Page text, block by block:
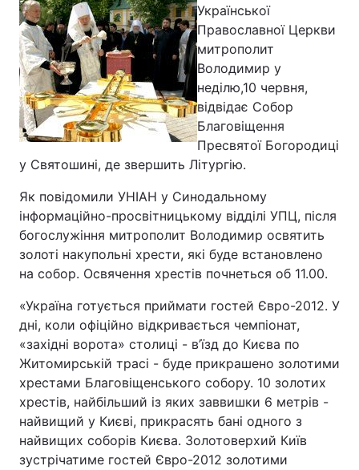
Української
Православної Церкви
митрополит
Володимир у
неділю,10 червня,
відвідає Собор
Благовіщення
Пресвятої Богородиці
у Святошині, де звершить Літургію.
Як повідомили УНІАН у Синодальному
інформаційно-просвітницькому відділі УПЦ, після
богослужіння митрополит Володимир освятить
золоті накупольні хрести, які буде встановлено
на собор. Освячення хрестів почнеться об 11.00.
«Україна готується приймати гостей Євро-2012. У
дні, коли офіційно відкривається чемпіонат,
«західні ворота» столиці - в’їзд до Києва по
Житомирській трасі - буде прикрашено золотими
хрестами Благовіщенського собору. 10 золотих
хрестів, найбільший із яких заввишки 6 метрів -
найвищий у Києві, прикрасять бані одного з
найвищих соборів Києва. Золотоверхий Київ
зустрічатиме гостей Євро-2012 золотими